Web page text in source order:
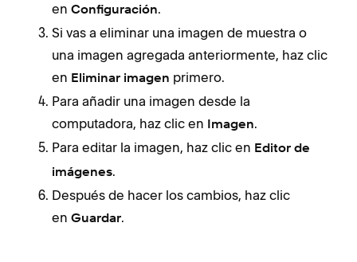
en Configuración.
Si vas a eliminar una imagen de muestra o
una imagen agregada anteriormente, haz clic
en Eliminar imagen primero.
Para añadir una imagen desde la
computadora, haz clic en Imagen.
Para editar la imagen, haz clic en Editor de
imágenes.
Después de hacer los cambios, haz clic
en Guardar.